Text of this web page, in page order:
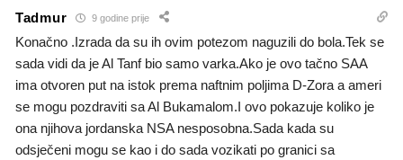
Tadmur 9 godine prije
Konačno .Izrada da su ih ovim potezom naguzili do bola.Tek se
sada vidi da je Al Tanf bio samo varka.Ako je ovo tačno SAA
ima otvoren put na istok prema naftnim poljima D-Zora a ameri
se mogu pozdraviti sa Al Bukamalom.I ovo pokazuje koliko je
ona njihova jordanska NSA nesposobna.Sada kada su
odsječeni mogu se kao i do sada vozikati po granici sa